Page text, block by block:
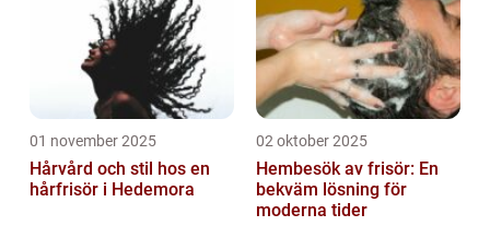
01 november 2025
Hårvård och stil hos en
hårfrisör i Hedemora
02 oktober 2025
Hembesök av frisör: En
bekväm lösning för
moderna tider